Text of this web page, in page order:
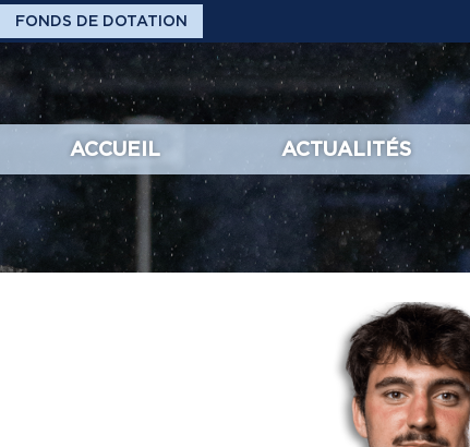
FONDS DE DOTATION
ACCUEIL ACTUALITÉS